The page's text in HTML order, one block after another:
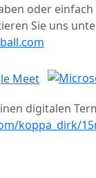
oder
Sie uns
digitalen
koppa_dirk/